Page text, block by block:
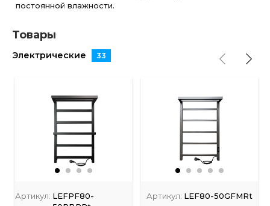
постоянной влажности.
Товары
Электрические 33
Артикул: LEFPF80-
Артикул: LEF80-50GFMRt